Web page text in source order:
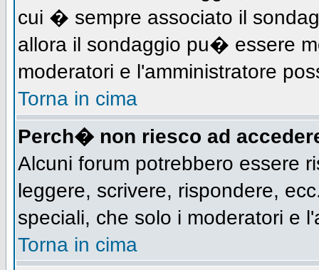
cui � sempre associato il
allora il sondaggio pu� essere
moderatori e l'amministratore
Torna in cima
Perch� non riesco ad
Alcuni forum potrebbero essere
leggere, scrivere, rispondere,
speciali, che solo i moderatori e
Torna in cima